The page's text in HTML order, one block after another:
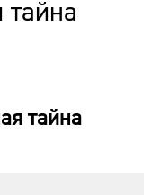
тайна
тайна